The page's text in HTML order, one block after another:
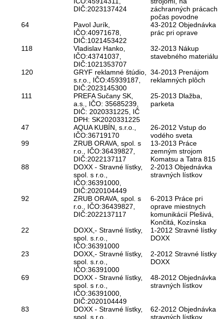
DIČ:2023137424
záchranných prácach
počas povodne
64
Pavol Jurík,
IČO:40971678,
DIČ:1021453422
43-2012 Objednávka
prác pri oprave
118
Vladislav Hanko,
IČO:43741037,
DIČ:1021353707
32-2013 Nákup
stavebného materiálu
120
GRYF reklamné štúdio,
s.r.o., IČO:45939187,
DIČ:2023145300
34-2013 Prenájom
reklamných plôch
111
PREFA Sučany SK,
a.s., IČO: 35685239,
DIČ: 2020331225, IČ
DPH: SK2020331225
25-2013 Dlažba,
parketa
47
AQUA KUBÍN, s.r.o.,
IČO:36719170
26-2012 Vstup do
vodého sveta
99
ZRUB ORAVA, spol. s
r.o., IČO:36439827,
DIČ:2022137117
13-2013 Práce
zemným strojom
Komatsu a Tatra 815
88
DOXX - Stravné lístky,
spol. s r.o.,
IČO:36391000,
DIČ:2020104449
2-2013 Objednávka
stravných lístkov
92
ZRUB ORAVA, spol. s
r.o., IČO:36439827,
DIČ:2022137117
6-2013 Práce pri
oprave miestnych
komunikácií Plešivá,
Končitá, Kozínska
22
DOXX,- Stravné lístky,
spol. s.r.o.,
IČO:36391000
1-2012 Stravné lístky
DOXX
23
DOXX,- Stravné lístky,
spol. s.r.o.,
IČO:36391000
2-2012 Stravné lístky
DOXX
69
DOXX - Stravné lístky,
spol. s r.o.,
IČO:36391000,
DIČ:2020104449
48-2012 Objednávka
stravných lístkov
83
DOXX - Stravné lístky,
spol. s r.o.,
62-2012 Objednávka
stravných lístkov